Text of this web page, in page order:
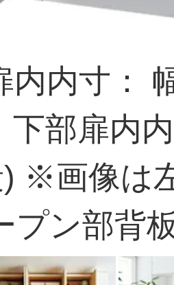
内寸：
部扉内
) ※画像は
ン部背